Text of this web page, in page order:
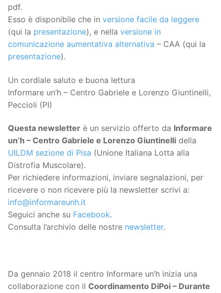
pdf.
Esso è disponibile che in versione facile da leggere
(qui la presentazione), e nella versione in
comunicazione aumentativa alternativa – CAA (qui la
presentazione).
Un cordiale saluto e buona lettura
Informare un’h – Centro Gabriele e Lorenzo Giuntinelli,
Peccioli (PI)
Questa newsletter è un servizio offerto da Informare
un’h – Centro Gabriele e Lorenzo Giuntinelli della
UILDM sezione di Pisa (Unione Italiana Lotta alla
Distrofia Muscolare).
Per richiedere informazioni, inviare segnalazioni, per
ricevere o non ricevere più la newsletter scrivi a:
info@informareunh.it
Seguici anche su Facebook.
Consulta l’archivio delle nostre newsletter.
Da gennaio 2018 il centro Informare un’h inizia una
collaborazione con il Coordinamento DiPoi – Durante